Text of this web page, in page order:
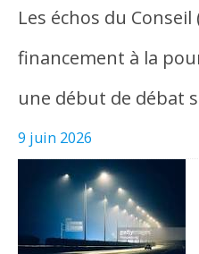
Les échos du
financement à la
une début de débat
9 juin 2026